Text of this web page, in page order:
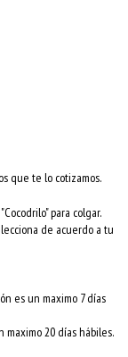
que te lo cotizamos.
para colgar.
de acuerdo a tu
es un maximo 7 días
maximo 20 días hábiles.